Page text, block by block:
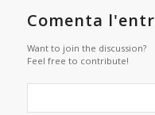
Comenta
Want to join the discussion?
Feel free to contribute!